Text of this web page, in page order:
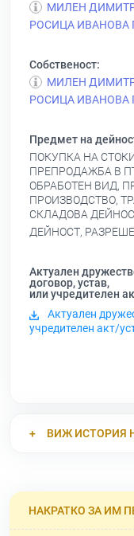
МИЛЕН
РОСИЦА ИВАНОВА
Собственост:
МИЛЕН
РОСИЦА ИВАНОВА
Предмет на
ПОКУПКА НА
ПРЕПРОДАЖБА В
ОБРАБОТЕН ВИД,
ПРОИЗВОДСТВО,
СКЛАДОВА
ДЕЙНОСТ,
Актуален
договор, устав,
или учредителен
Актуален
учредителен акт/
ВИЖ ИСТОРИЯ
НАКРАТКО ЗА ИМ